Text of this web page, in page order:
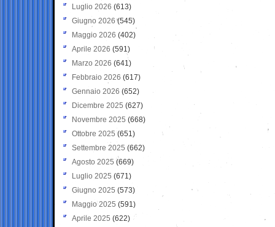
Luglio 2026 (613)
Giugno 2026 (545)
Maggio 2026 (402)
Aprile 2026 (591)
Marzo 2026 (641)
Febbraio 2026 (617)
Gennaio 2026 (652)
Dicembre 2025 (627)
Novembre 2025 (668)
Ottobre 2025 (651)
Settembre 2025 (662)
Agosto 2025 (669)
Luglio 2025 (671)
Giugno 2025 (573)
Maggio 2025 (591)
Aprile 2025 (622)